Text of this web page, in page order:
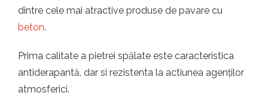
dintre cele mai atractive produse de pavare cu
beton.
Prima calitate a pietrei spălate este caracteristica
antiderapantă, dar si rezistenta la actiunea agenților
atmosferici.